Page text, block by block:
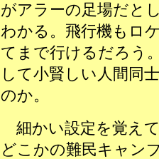
がアラーの足場だと
わかる。飛行機もロ
てまで行けるだろう
して小賢しい人間同
のか。
細かい設定を覚え
どこかの難民キャン